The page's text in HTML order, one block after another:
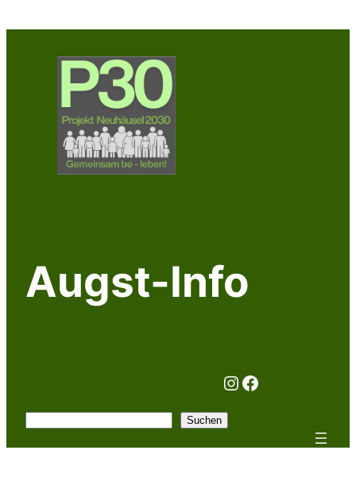
Inhalt
Augst-Info
Instagram
Facebook
Suchen